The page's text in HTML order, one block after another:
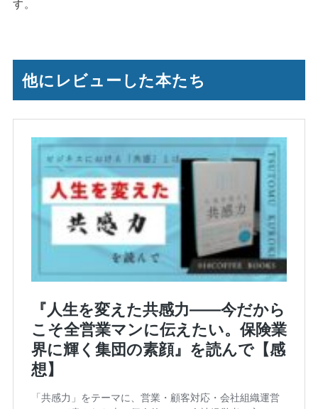
す。
他にレビューした本たち